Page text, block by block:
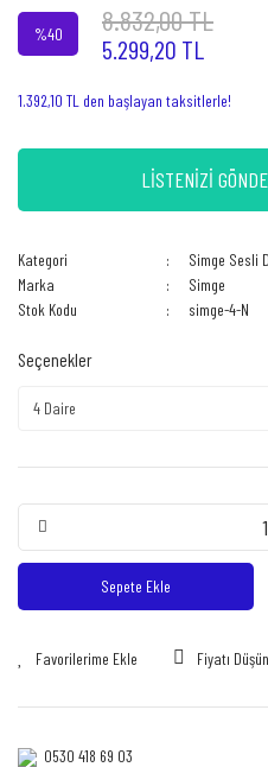
%40 8.832,00 TL
5.299,20 TL
1.392,10 TL den başlayan taksitlerle!
LİSTENİZİ
Kategori
Simge Sesli
Marka
Simge
Stok Kodu
simge-4-N
Seçenekler
Sepete Ekle
Fiyatı
0530 418 69 03‎‎